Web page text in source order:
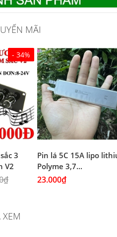
MÃI
- 34%
3
V2
Pin lá 5C 15A lipo
Polyme 3,7...
23.000₫